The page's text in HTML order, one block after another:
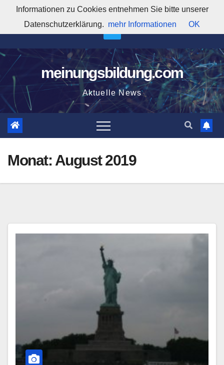
springen
5:20:23 PM
meinungsbildung.com
Aktuelle News
Monat: August 2019
Informationen zu Cookies entnehmen Sie bitte unserer
Datenschutzerklärung. mehr Informationen OK